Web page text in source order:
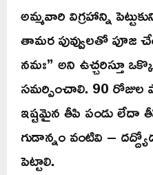
అమ్మవారి విగ్రహాన్ని
తామర పువ్వులతో పూజ
నమః” అని ఉచ్చరిస్తూ
సమర్పించాలి. 90 రోజుల
ఇష్టమైన తీపి పండు లేదా
గుడాన్నం వంటివి –
పెట్టాలి.